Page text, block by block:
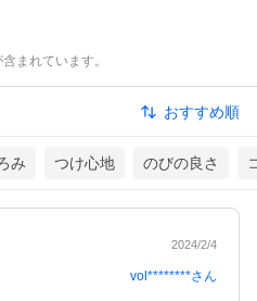
まれています。
おすすめ順
み つけ心地 のびの良さ
2024/2/4
vol********さん